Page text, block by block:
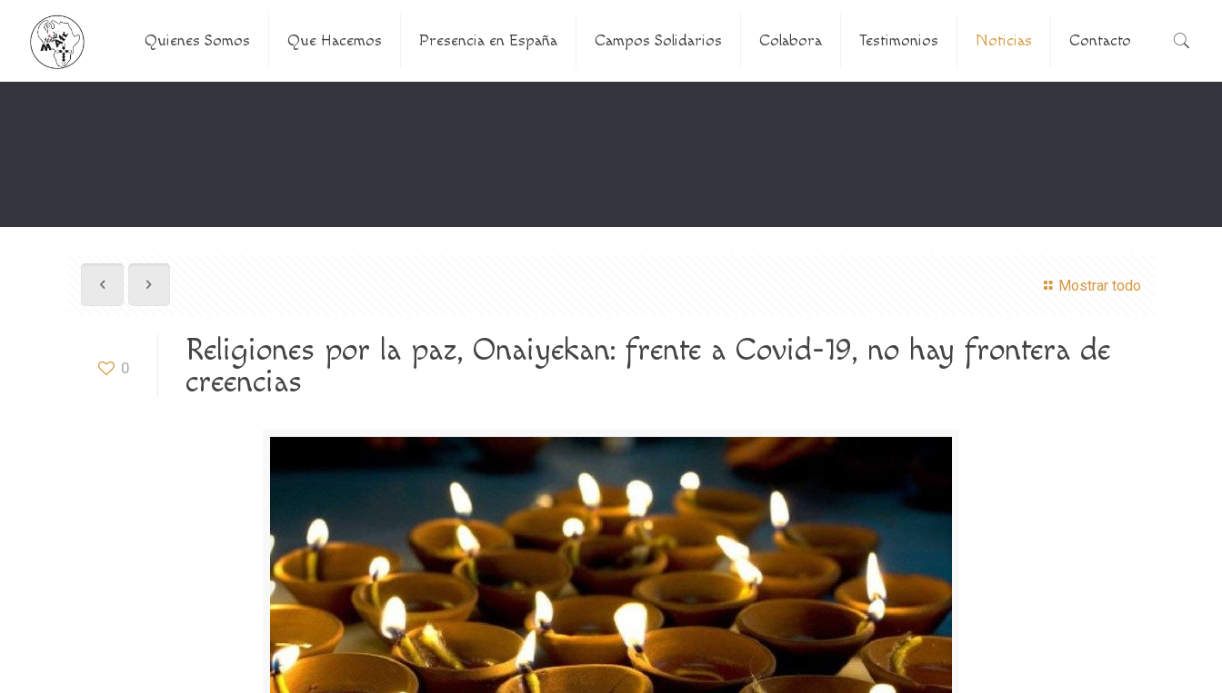
Quienes Somos Que Hacemos Presencia en España Campos Solidarios Colabora Testimonios Noticias Contacto
Mostrar todo
0
Religiones por la paz, Onaiyekan: frente a Covid-19, no hay frontera de
creencias